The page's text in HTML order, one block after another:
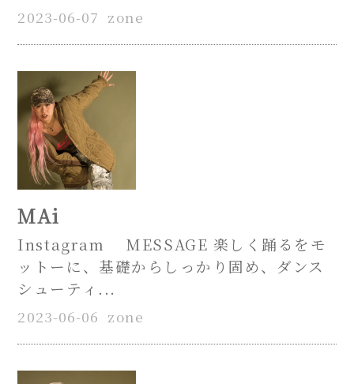
2023-06-07 zone
MAi
Instagram MESSAGE 楽しく踊るをモ
ットーに、基礎からしっかり固め、ダンス
シューティ...
2023-06-06 zone